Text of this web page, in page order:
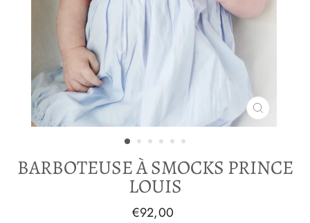
FERMER
(ESC)
BARBOTEUSE À SMOCKS PRINCE
LOUIS
Prix
€92,00